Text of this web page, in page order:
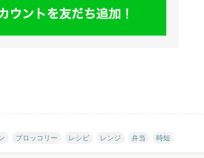
ブロッコリー レシピ レンジ 弁当 時短